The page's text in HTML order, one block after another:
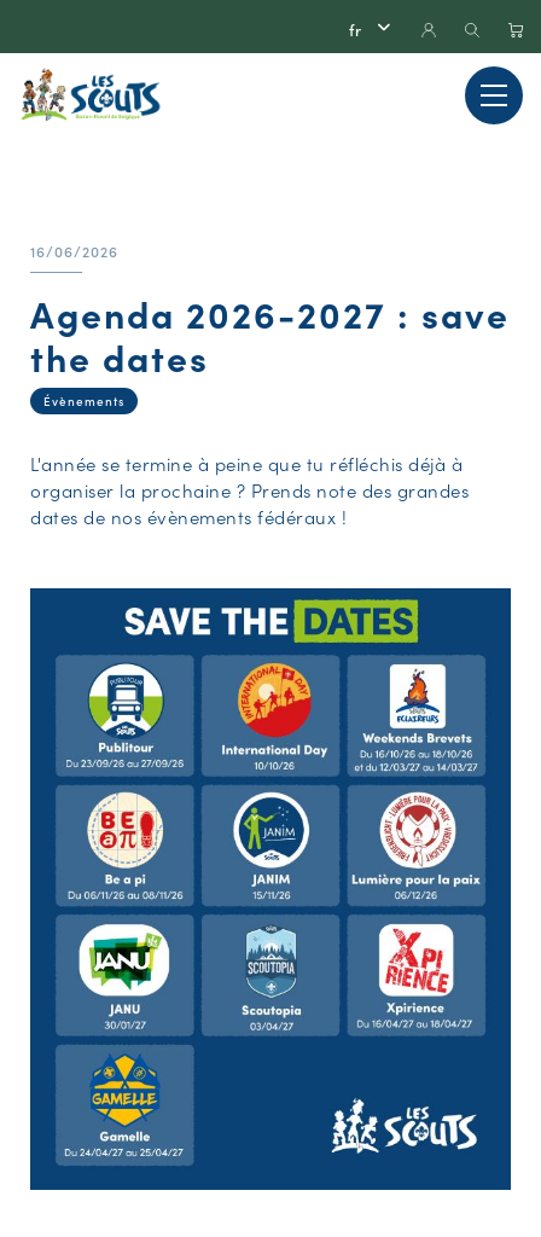
16/06/2026
Agenda 2026-2027 : save
the dates
Évènements
L'année se termine à peine que tu réfléchis déjà à
organiser la prochaine ? Prends note des grandes
dates de nos évènements fédéraux !